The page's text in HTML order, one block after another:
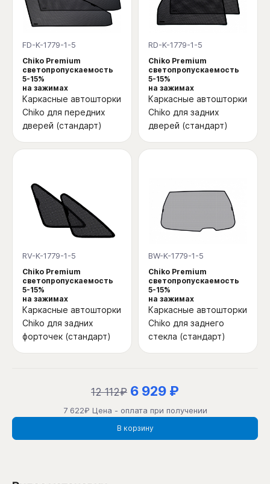
FD-K-1779-1-5
Chiko Premium
светопропускаемость
5-15%
на зажимах
Каркасные автошторки
Chiko для передних
дверей (стандарт)
RD-K-1779-1-5
Chiko Premium
светопропускаемость
5-15%
на зажимах
Каркасные автошторки
Chiko для задних
дверей (стандарт)
RV-K-1779-1-5
Chiko Premium
светопропускаемость
5-15%
на зажимах
Каркасные автошторки
Chiko для задних
форточек (стандарт)
BW-K-1779-1-5
Chiko Premium
светопропускаемость
5-15%
на зажимах
Каркасные автошторки
Chiko для заднего
стекла (стандарт)
12 112₽ 6 929 ₽
7 622₽ Цена - оплата при получении
В корзину